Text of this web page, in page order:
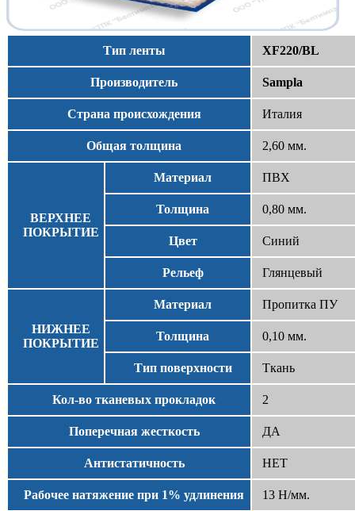
Тип ленты XF220/BL
Производитель Sampla
Страна происхождения Италия
Общая толщина 2,60 мм.
ВЕРХНЕЕ
ПОКРЫТИЕ
Материал ПВХ
Толщина 0,80 мм.
Цвет Синий
Рельеф Глянцевый
НИЖНЕЕ
ПОКРЫТИЕ
Материал Пропитка ПУ
Толщина 0,10 мм.
Тип поверхности Ткань
Кол-во тканевых прокладок 2
Поперечная жесткость ДА
Антистатичность НЕТ
Рабочее натяжение при 1% удлинения 13 Н/мм.